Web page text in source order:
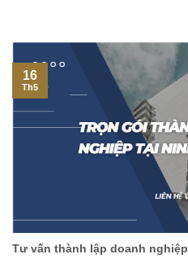
Tư vấn thành lập doanh
16
Th5